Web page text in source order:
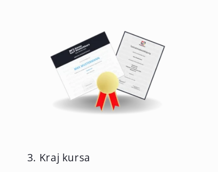
3. Kraj kursa